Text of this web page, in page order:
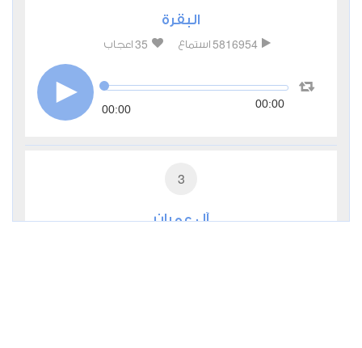
البقرة
5816954 استماع 35 اعجاب
00:00 00:00
3
آل عمران